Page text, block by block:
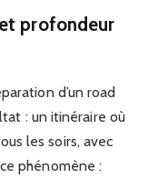
profondeur
d’un road
: un itinéraire où
les soirs, avec
phénomène :